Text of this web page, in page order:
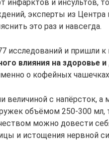
инфарктов и инсультов,
эксперты из Центра
это раз и навсегда.
исследований и пришли к
влияния на здоровье
о кофейных
величиной с напёрсток,
объёмом 250-300
можно довести
и истощения нервной